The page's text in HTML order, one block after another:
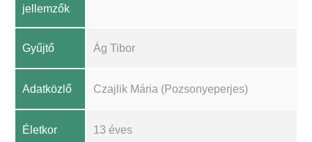
jellemzők
Gyűjtő Ág Tibor
Adatközlő Czajlik Mária (Pozsonyeperjes)
Életkor 13 éves